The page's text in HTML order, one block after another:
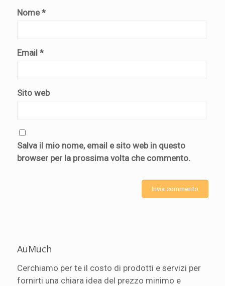
Nome*
Email *
Sito web
Salva il mio nome, email e sito web in questo
browser per la prossima volta che commento.
AuMuch
Cerchiamo per te il costo di prodotti e servizi per
fornirti una chiara idea del prezzo minimo e